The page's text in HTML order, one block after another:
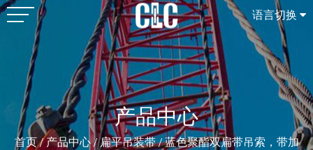
语言切换
产品中心
首页/产品中心/扁平吊装带/蓝色聚酯双扁带吊索，带加